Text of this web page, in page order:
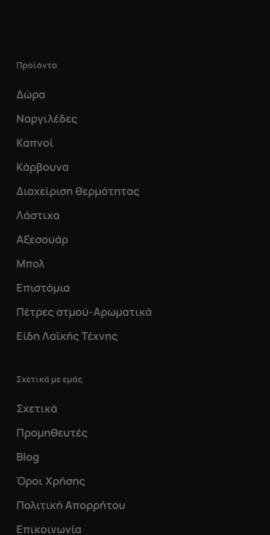
Προϊόντα
Δώρα
Ναργιλέδες
Καπνοί
Κάρβουνα
Διαχείριση θερμότητας
Λάστιχα
Αξεσουάρ
Μπολ
Επιστόμια
Πέτρες ατμού-Αρωματικά
Είδη Λαϊκής Τέχνης
Σχετικά με εμάς
Σχετικά
Προμηθευτές
Blog
Όροι Χρήσης
Πολιτική Απορρήτου
Επικοινωνία